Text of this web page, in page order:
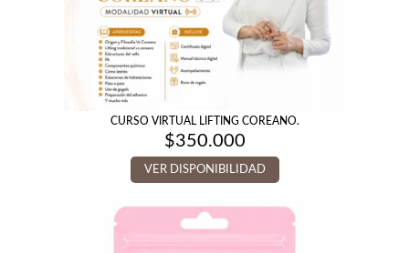
CURSO VIRTUAL LIFTING COREANO.
$350.000
VER DISPONIBILIDAD